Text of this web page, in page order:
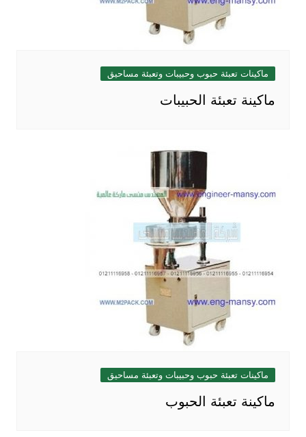
ماكينات تعبئة حبوب وحبيبات وتعبئة مساحيق
ماكينة تعبئة الحبيبات
ماكينات تعبئة حبوب وحبيبات وتعبئة مساحيق
ماكينة تعبئة الحبوب